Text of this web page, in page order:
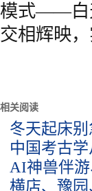
模式——白
交相辉映，
相关阅读
冬天起床
中国考古
AI神兽伴
横店、豫